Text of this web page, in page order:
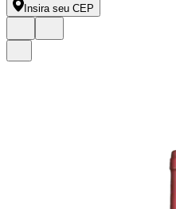
Insira seu CEP